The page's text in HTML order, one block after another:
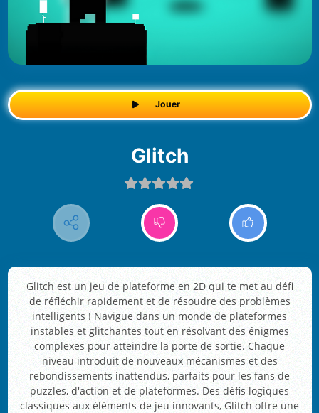
Jouer
Glitch
Glitch est un jeu de plateforme en 2D qui te met au défi
de réfléchir rapidement et de résoudre des problèmes
intelligents ! Navigue dans un monde de plateformes
instables et glitchantes tout en résolvant des énigmes
complexes pour atteindre la porte de sortie. Chaque
niveau introduit de nouveaux mécanismes et des
rebondissements inattendus, parfaits pour les fans de
puzzles, d'action et de plateformes. Des défis logiques
classiques aux éléments de jeu innovants, Glitch offre une